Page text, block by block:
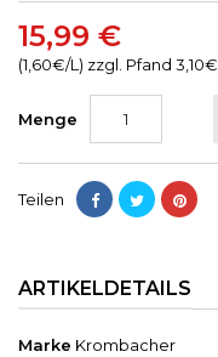
15,99 €
(1,60€/L) zzgl. Pfand 3,10€
Menge
Teilen
ARTIKELDETAILS
Marke Krombacher